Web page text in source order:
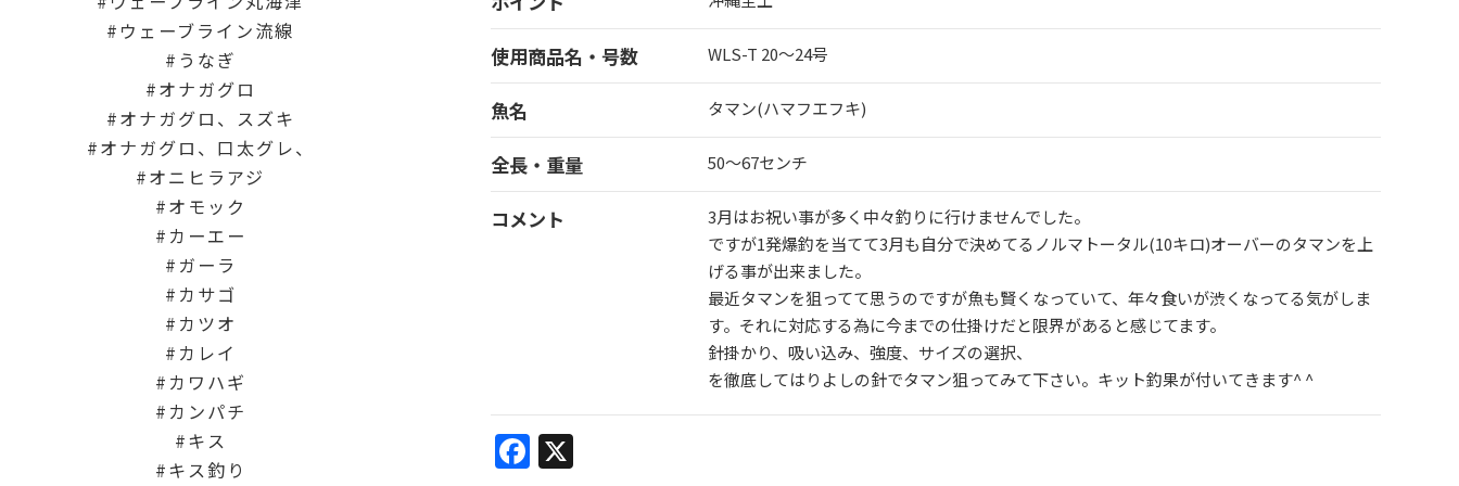
使用商品名・号数 WLS-T 20〜24号
魚名 タマン(ハマフエフキ)
全長・重量 50〜67センチ
コメント
3月はお祝い事が多く中々釣りに行けませんでした。
ですが1発爆釣を当てて3月も自分で決めてるノルマトータル(10キロ)オーバーのタマンを上
げる事が出来ました。
最近タマンを狙ってて思うのですが魚も賢くなっていて、年々食いが渋くなってる気がしま
す。それに対応する為に今までの仕掛けだと限界があると感じてます。
針掛かり、吸い込み、強度、サイズの選択、
を徹底してはりよしの針でタマン狙ってみて下さい。キット釣果が付いてきます^ ^
Facebook
ウェーブライン流線
うなぎ
オナガグロ
オナガグロ、スズキ
オナガグロ、口太グレ、
オニヒラアジ
オモック
カーエー
ガーラ
カサゴ
カツオ
カレイ
カワハギ
カンパチ
キス
キス釣り